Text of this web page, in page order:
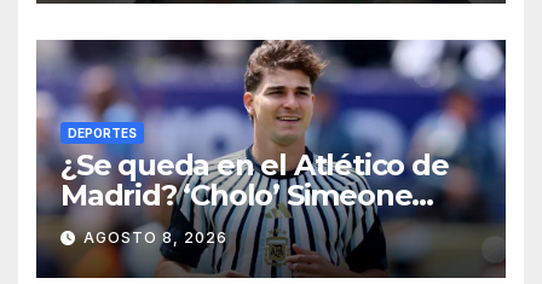
DEPORTES
¿Se queda en el Atlético de
Madrid? ‘Cholo’ Simeone
responde contundente sobre
el futuro de Julián Álvarez
AGOSTO 8, 2026